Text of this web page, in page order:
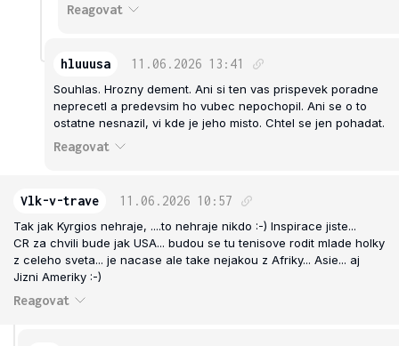
Reagovat
hluuusa 11.06.2026 13:41
Souhlas. Hrozny dement. Ani si ten vas prispevek poradne
neprecetl a predevsim ho vubec nepochopil. Ani se o to
ostatne nesnazil, vi kde je jeho misto. Chtel se jen pohadat.
Reagovat
Vlk-v-trave 11.06.2026 10:57
Tak jak Kyrgios nehraje, ....to nehraje nikdo :-) Inspirace jiste...
CR za chvili bude jak USA... budou se tu tenisove rodit mlade holky
z celeho sveta... je nacase ale take nejakou z Afriky... Asie... aj
Jizni Ameriky :-)
Reagovat